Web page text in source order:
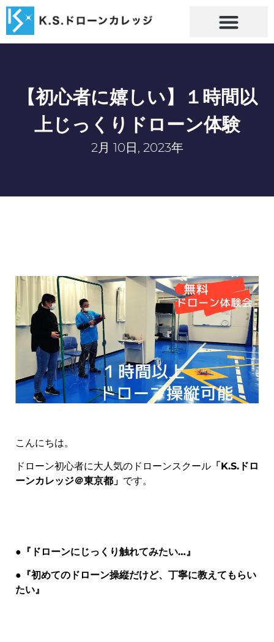
【初心者に嬉しい】１時間以
上じっくりドローン体験
2月 10日, 2023年
こんにちは。
ドローン初心者に大人気のドローンスクール 「K.S.ドロ
ーンカレッジ＠東京都」 です。
●『ドローンにじっくり触れてみたい…』
●『初めてのドローン操縦だけど、丁寧に教えてもらい
たい』